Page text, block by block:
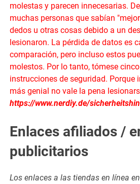
molestas y parecen innecesarias.
muchas personas que sabían
dedos u otras cosas debido a un
lesionaron. La pérdida de datos es
comparación, pero incluso estos
molestos. Por lo tanto, tómese
instrucciones de seguridad. Porque
más genial no vale la pena
https://www.nerdiy.de/
Enlaces afiliados /
publicitarios
Los enlaces a las tiendas en línea